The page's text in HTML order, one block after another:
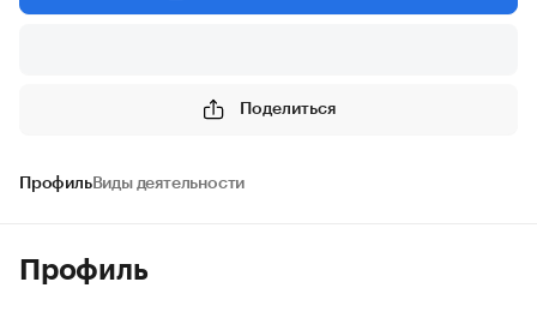
Поделиться
ПрофильВиды деятельности
Профиль